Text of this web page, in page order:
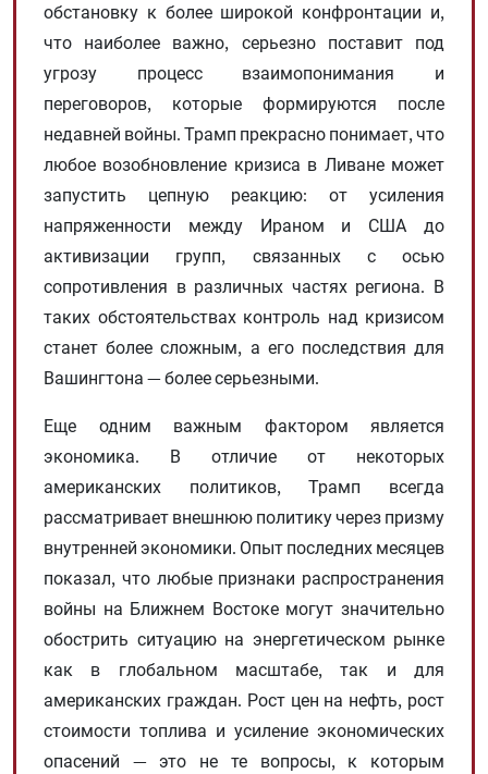
обстановку к более широкой конфронтации и,
что наиболее важно, серьезно поставит под
угрозу процесс взаимопонимания и
переговоров, которые формируются после
недавней войны. Трамп прекрасно понимает, что
любое возобновление кризиса в Ливане может
запустить цепную реакцию: от усиления
напряженности между Ираном и США до
активизации групп, связанных с осью
сопротивления в различных частях региона. В
таких обстоятельствах контроль над кризисом
станет более сложным, а его последствия для
Вашингтона — более серьезными.
Еще одним важным фактором является
экономика. В отличие от некоторых
американских политиков, Трамп всегда
рассматривает внешнюю политику через призму
внутренней экономики. Опыт последних месяцев
показал, что любые признаки распространения
войны на Ближнем Востоке могут значительно
обострить ситуацию на энергетическом рынке
как в глобальном масштабе, так и для
американских граждан. Рост цен на нефть, рост
стоимости топлива и усиление экономических
опасений — это не те вопросы, к которым